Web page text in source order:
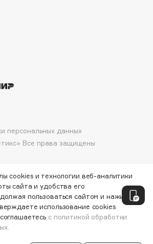
Все права защищены
персональных данных
cookies и технологии веб-аналитики
сайта и удобства его
пользоваться сайтом и нажимая
использование cookies
с политикой обработки